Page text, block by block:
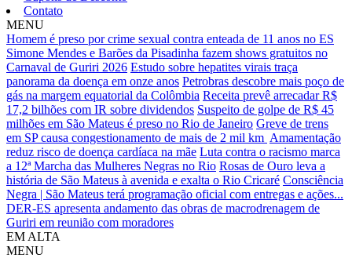
Contato
MENU
Homem é preso por crime sexual contra enteada de 11 anos no ES
Simone Mendes e Barões da Pisadinha fazem shows gratuitos no
Carnaval de Guriri 2026 Estudo sobre hepatites virais traça
panorama da doença em onze anos Petrobras descobre mais poço de
gás na margem equatorial da Colômbia Receita prevê arrecadar R$
17,2 bilhões com IR sobre dividendos Suspeito de golpe de R$ 45
milhões em São Mateus é preso no Rio de Janeiro Greve de trens
em SP causa congestionamento de mais de 2 mil km Amamentação
reduz risco de doença cardíaca na mãe Luta contra o racismo marca
a 12ª Marcha das Mulheres Negras no Rio Rosas de Ouro leva a
história de São Mateus à avenida e exalta o Rio Cricaré Consciência
Negra | São Mateus terá programação oficial com entregas e ações...
DER-ES apresenta andamento das obras de macrodrenagem de
Guriri em reunião com moradores
EM ALTA
MENU